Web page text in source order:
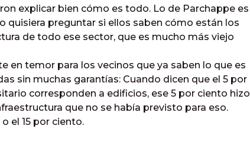
explicar bien cómo es todo. Lo de Parchappe es
quisiera preguntar si ellos saben cómo están los
de todo ese sector, que es mucho más viejo
en temor para los vecinos que ya saben lo que es
sin muchas garantías: Cuando dicen que el 5 por
corresponden a edificios, ese 5 por ciento hizo
que no se había previsto para eso.
el 15 por ciento.